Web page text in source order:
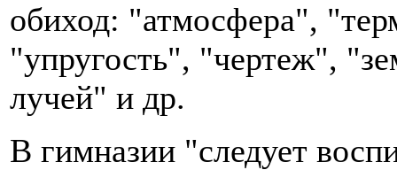
обиход: "атмосфера",
"упругость", "чертеж",
лучей" и др.
В гимназии "следует